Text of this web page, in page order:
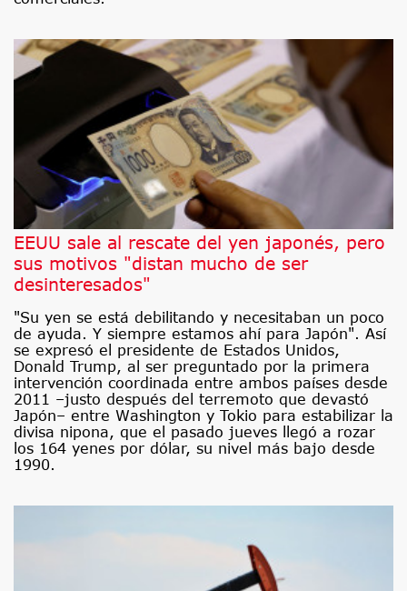
EEUU sale al rescate del yen japonés, pero
sus motivos "distan mucho de ser
desinteresados"
"Su yen se está debilitando y necesitaban un poco
de ayuda. Y siempre estamos ahí para Japón". Así
se expresó el presidente de Estados Unidos,
Donald Trump, al ser preguntado por la primera
intervención coordinada entre ambos países desde
2011 –justo después del terremoto que devastó
Japón– entre Washington y Tokio para estabilizar la
divisa nipona, que el pasado jueves llegó a rozar
los 164 yenes por dólar, su nivel más bajo desde
1990.